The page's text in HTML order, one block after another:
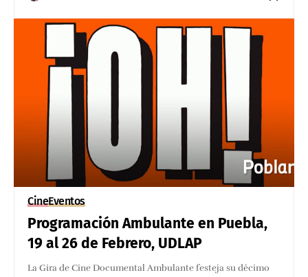
CineEventos
Programación Ambulante en Puebla,
19 al 26 de Febrero, UDLAP
La Gira de Cine Documental Ambulante festeja su décimo